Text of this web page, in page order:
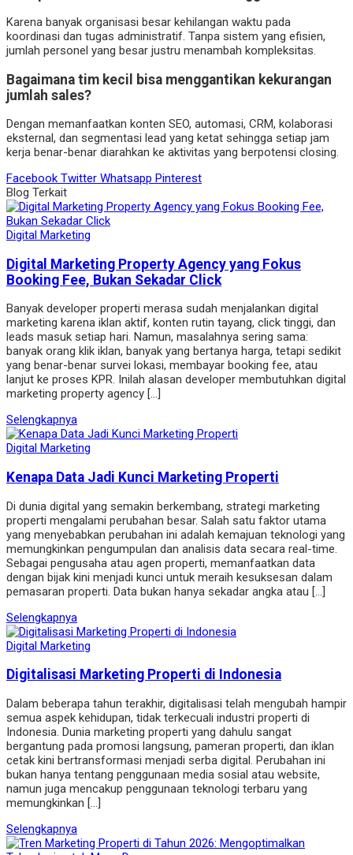
Karena banyak organisasi besar kehilangan waktu pada
koordinasi dan tugas administratif. Tanpa sistem yang efisien,
jumlah personel yang besar justru menambah kompleksitas.
Bagaimana tim kecil bisa menggantikan kekurangan
jumlah sales?
Dengan memanfaatkan konten SEO, automasi, CRM, kolaborasi
eksternal, dan segmentasi lead yang ketat sehingga setiap jam
kerja benar-benar diarahkan ke aktivitas yang berpotensi closing.
Facebook Twitter Whatsapp Pinterest
Blog Terkait
Digital Marketing
Digital Marketing Property Agency yang Fokus
Booking Fee, Bukan Sekadar Click
Banyak developer properti merasa sudah menjalankan digital
marketing karena iklan aktif, konten rutin tayang, click tinggi, dan
leads masuk setiap hari. Namun, masalahnya sering sama:
banyak orang klik iklan, banyak yang bertanya harga, tetapi sedikit
yang benar-benar survei lokasi, membayar booking fee, atau
lanjut ke proses KPR. Inilah alasan developer membutuhkan digital
marketing property agency […]
Selengkapnya
Digital Marketing
Kenapa Data Jadi Kunci Marketing Properti
Di dunia digital yang semakin berkembang, strategi marketing
properti mengalami perubahan besar. Salah satu faktor utama
yang menyebabkan perubahan ini adalah kemajuan teknologi yang
memungkinkan pengumpulan dan analisis data secara real-time.
Sebagai pengusaha atau agen properti, memanfaatkan data
dengan bijak kini menjadi kunci untuk meraih kesuksesan dalam
pemasaran properti. Data bukan hanya sekadar angka atau […]
Selengkapnya
Digital Marketing
Digitalisasi Marketing Properti di Indonesia
Dalam beberapa tahun terakhir, digitalisasi telah mengubah hampir
semua aspek kehidupan, tidak terkecuali industri properti di
Indonesia. Dunia marketing properti yang dahulu sangat
bergantung pada promosi langsung, pameran properti, dan iklan
cetak kini bertransformasi menjadi serba digital. Perubahan ini
bukan hanya tentang penggunaan media sosial atau website,
namun juga mencakup penggunaan teknologi terbaru yang
memungkinkan […]
Selengkapnya